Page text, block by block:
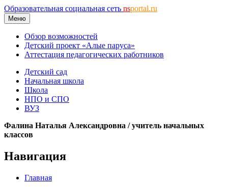
Образовательная социальная сеть nsportal.ru
Меню
Обзор возможностей
Детский проект «Алые паруса»
Аттестация педагогических работников
Детский сад
Начальная школа
Школа
НПО и СПО
ВУЗ
Фалина Наталья Александровна / учитель начальных
классов
Навигация
Главная